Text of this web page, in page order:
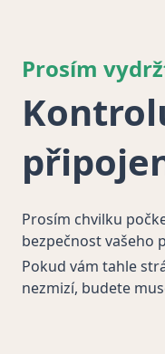
Prosím
Prosím chvilku
bezpečnost vašeho
Pokud vám tahle
nezmizí, budete